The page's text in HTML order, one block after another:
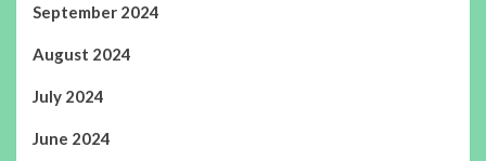
September 2024
August 2024
July 2024
June 2024